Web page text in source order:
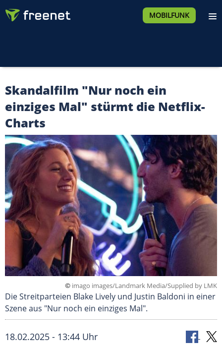
MOBILFUNK
Skandalfilm "Nur noch ein
einziges Mal" stürmt die Netflix-
Charts
© imago images/Landmark Media/Supplied by LMK
Die Streitparteien Blake Lively und Justin Baldoni in einer
Szene aus "Nur noch ein einziges Mal".
18.02.2025 - 13:44 Uhr